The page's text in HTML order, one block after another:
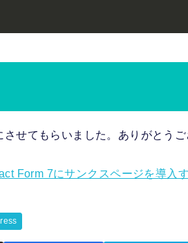
せてもらいました。ありがとうご
Form 7にサンクスページを導入